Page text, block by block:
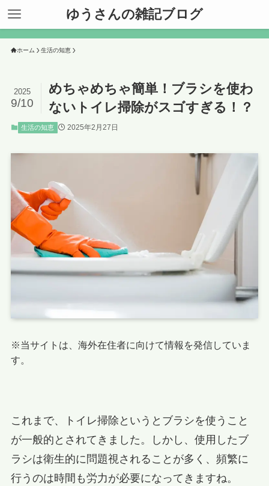
ゆうさんの雑記ブログ
ホーム 生活の知恵
めちゃめちゃ簡単！ブラシを使わ
ないトイレ掃除がスゴすぎる！？
2025
9/10
生活の知恵 2025年2月27日
※当サイトは、海外在住者に向けて情報を発信していま
す。
これまで、トイレ掃除というとブラシを使うこと
が一般的とされてきました。しかし、使用したブ
ラシは衛生的に問題視されることが多く、頻繁に
行うのは時間も労力が必要になってきますね。